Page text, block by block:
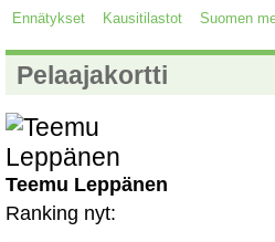
Ennätykset Kausitilastot Suomen
Pelaajakortti
Teemu Leppänen
Ranking nyt: